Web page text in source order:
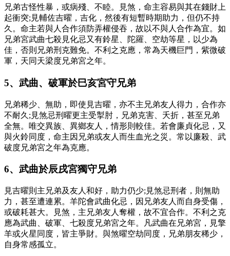
兄弟古怪性暴，或病殘、不睦。見煞，命主容易與其在錢財上
起衝突;見輔佐吉曜，吉化，然後有短暫時期助力，但仍不持
久。命主若與人合作須防弄權侵吞，故以不與人合作為宜。如
兄弟宮武曲七殺見化忌又有鈴星、陀羅、空劫等星，以少為
佳，否則兄弟刑克難免。不利之克應，常為天機巨門，紫微破
軍，天同天梁度兄弟宮之年。
5、武曲、破軍於巳亥宮守兄弟
兄弟稀少、無助，即使見吉曜，亦不主兄弟友人得力，合作亦
不耐久;見煞忌刑曜更主受掣肘，兄弟克害、夭折，甚至兄弟
全無。唯交異族、異鄉友人，情形則較佳。若會廉貞化忌，又
與火鈴同度，命主因兄弟或友人而生血光之災。常以廉殺、武
破度兄弟宮之年為克應。
6、武曲於辰戌宮獨守兄弟
見吉曜則主兄弟及友人和好，助力仍少;見煞忌刑者，則無助
力，甚至遭連累。羊陀會武曲化忌，因兄弟友人而自身受傷，
或破耗甚大。見煞，主兄弟友人奪權，故不宜合作。不利之克
應為武曲、破軍、七殺度兄弟宮之年。凡武曲在兄弟宮，見擎
羊或火星同度，皆主爭財。與煞曜空劫同度，兄弟朋友稀少，
自身常感孤立。